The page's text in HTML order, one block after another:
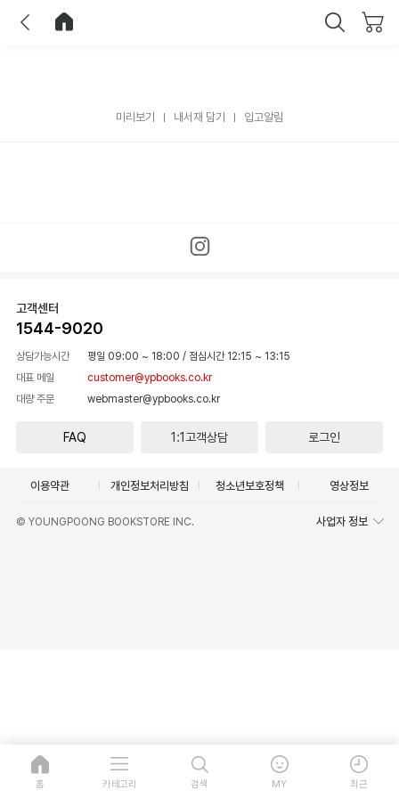
미리보기 내서재 담기 입고알림
고객센터
1544-9020
상담가능시간 평일 09:00 ~ 18:00 / 점심시간 12:15 ~ 13:15
대표 메일
customer@ypbooks.co.kr
대량 주문
webmaster@ypbooks.co.kr
FAQ 1:1고객상담 로그인
이용약관 개인정보처리방침 청소년보호정책 영상정보
© YOUNGPOONG BOOKSTORE INC. 사업자 정보
홈 카테고리 검색 MY 최근